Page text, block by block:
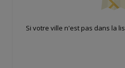
Si votre ville n'est pas dans la